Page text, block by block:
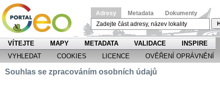
Adresy Metadata Dokumenty
VÍTEJTE MAPY METADATA VALIDACE
INSPIRE
VYHLEDAT
COOKIES LICENCE OVĚŘENÍ OPRÁVNĚNÍ
Souhlas se zpracováním osobních údajů